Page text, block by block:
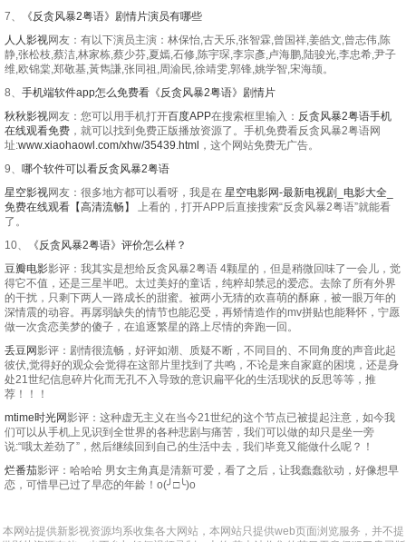
7、
《反贪风暴2粤语》剧情片演员有哪些
人人影视网友：有以下演员主演：林保怡,古天乐,张智霖,曾国祥,姜皓文,曾志伟,陈
静,张松枝,蔡洁,林家栋,蔡少芬,夏嫣,石修,陈宇琛,李宗彥,卢海鹏,陆骏光,李忠希,尹子
维,欧锦棠,郑敬基,黃雋謙,张同祖,周渝民,徐靖雯,郭锋,姚学智,宋海颉。
8、 手机端软件app怎么免费看《反贪风暴2粤语》剧情片
秋秋影视网友：您可以用手机打开百度APP在搜索框里输入： 反贪风暴2粤语手机
在线观看免费 ，就可以找到免费正版播放资源了。手机免费看反贪风暴2粤语网
址:www.xiaohaowl.com/xhw/35439.html ，这个网站免费无广告。
9、 哪个软件可以看反贪风暴2粤语
星空影视网友：很多地方都可以看呀，我是在 星空电影网-最新电视剧_电影大全_
免费在线观看【高清流畅】
上看的，打开APP后直接搜索“反贪风暴2粤语”就能看
了。
10、
《反贪风暴2粤语》评价怎么样？
豆瓣电影影评：我其实是想给反贪风暴2粤语 4颗星的，但是稍微回味了一会儿，觉
得它不值，还是三星半吧。太过美好的童话，纯粹却禁忌的爱恋。去除了所有外界
的干扰，只剩下两人一路成长的甜蜜。被两小无猜的欢喜萌的酥麻，被一眼万年的
深情震的动容。再孱弱缺失的情节也能忍受，再矫情造作的mv拼贴也能释怀，宁愿
做一次贪恋美梦的傻子，在追逐繁星的路上尽情的奔跑一回。
丢豆网影评：剧情很流畅，好评如潮、质疑不断，不同目的、不同角度的声音此起
彼伏,觉得好的观众会觉得在这部片里找到了共鸣，不论是来自家庭的困境，还是身
处21世纪信息碎片化而无孔不入导致的意识扁平化的生活现状的反思等等，推
荐！！！
mtime时光网影评：这种虚无主义在当今21世纪的这个节点已被提起注意，如今我
们可以从手机上见识到全世界的各种悲剧与痛苦，我们可以做的却只是坐一旁
说:“哦太差劲了”，然后继续回到自己的生活中去，我们毕竟又能做什么呢？！
烂番茄影评：哈哈哈 男女主角真是清新可爱，看了之后，让我蠢蠢欲动，好像想早
恋，可惜早已过了早恋的年龄！o(╯□╰)o
本网站提供新影视资源均系收集各大网站，本网站只提供web页面浏览服务，并不提